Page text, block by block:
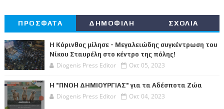
ΠΡΟΣΦΑΤΑ ΔΗΜΟΦΙΛΗ ΣΧΟΛΙΑ
Η Κόρινθος μίλησε - Μεγαλειώδης συγκέντρωση του
Νίκου Σταυρέλη στο κέντρο της πόλης!
Diogenis Press Editor Οκτ 05, 2023
Η "ΠΝΟΗ ΔΗΜΙΟΥΡΓΙΑΣ" για τα Αδέσποτα Ζώα
Diogenis Press Editor Οκτ 04, 2023